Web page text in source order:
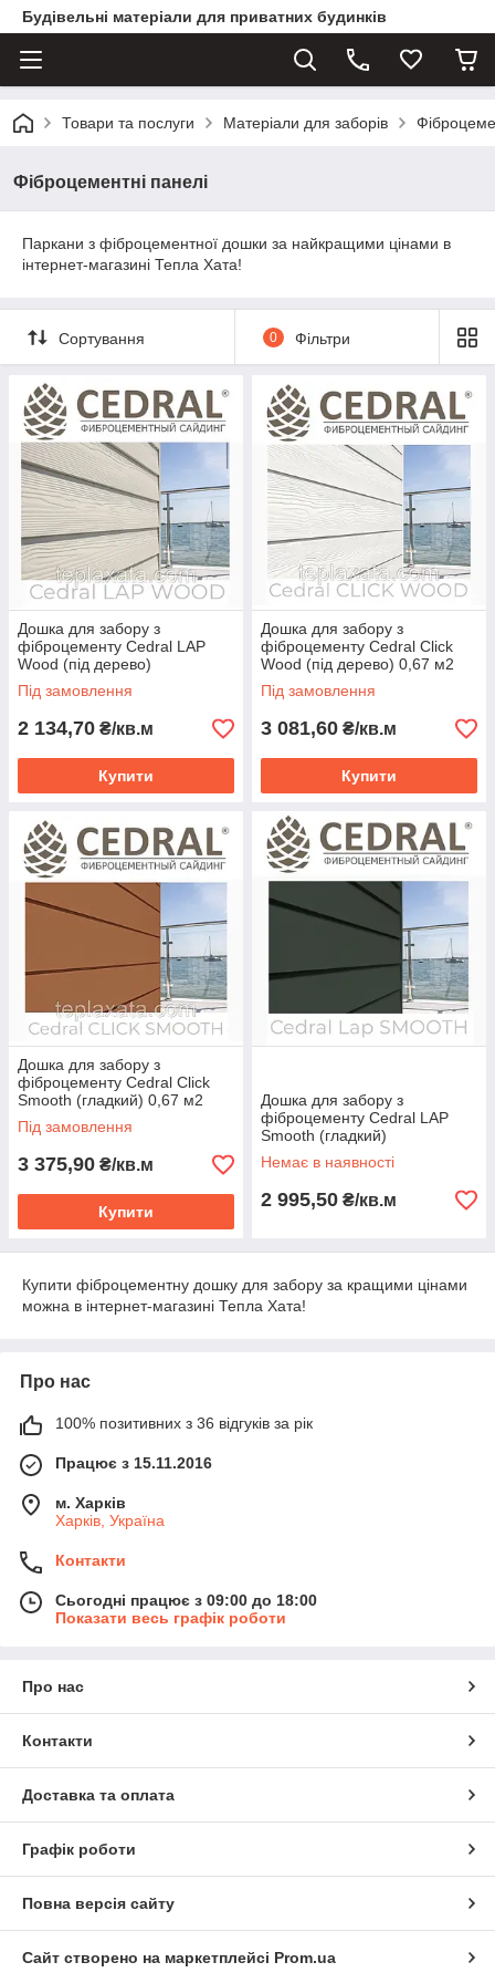
Будівельні матеріали для приватних будинків
Товари та послуги Матеріали для заборів
Фіброцементні панелі
Паркани з фіброцементної дошки за найкращими цінами в
інтернет-магазині Тепла Хата!
Сортування 0 Фільтри
Дошка для забору з
фіброцементу Cedral LAP
Wood (під дерево)
Під замовлення
2 134,70 ₴/кв.м
Купити
Дошка для забору з
фіброцементу Cedral Click
Wood (під дерево) 0,67 м2
Під замовлення
3 081,60 ₴/кв.м
Купити
Дошка для забору з
фіброцементу Cedral Click
Smooth (гладкий) 0,67 м2
Під замовлення
3 375,90 ₴/кв.м
Купити
Дошка для забору з
фіброцементу Cedral LAP
Smooth (гладкий)
Немає в наявності
2 995,50 ₴/кв.м
Купити фіброцементну дошку для забору за кращими цінами
можна в інтернет-магазині Тепла Хата!
Про нас
100% позитивних з 36 відгуків за рік
Працює з 15.11.2016
м. Харків
Харків, Україна
Контакти
Сьогодні працює з 09:00 до 18:00
Показати весь графік роботи
Про нас
Контакти
Доставка та оплата
Графік роботи
Повна версія сайту
Сайт створено на маркетплейсі Prom.ua